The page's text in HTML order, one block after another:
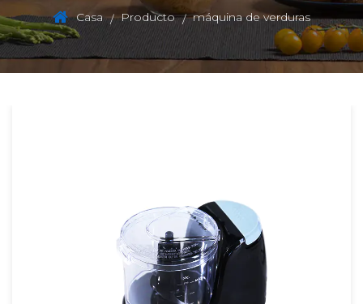
Casa / Producto / máquina de verduras